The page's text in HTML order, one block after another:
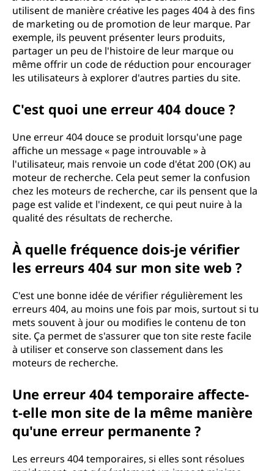
utilisent de manière créative les pages 404 à des fins
de marketing ou de promotion de leur marque. Par
exemple, ils peuvent présenter leurs produits,
partager un peu de l'histoire de leur marque ou
même offrir un code de réduction pour encourager
les utilisateurs à explorer d'autres parties du site.
C'est quoi une erreur 404 douce ?
Une erreur 404 douce se produit lorsqu'une page
affiche un message « page introuvable » à
l'utilisateur, mais renvoie un code d'état 200 (OK) au
moteur de recherche. Cela peut semer la confusion
chez les moteurs de recherche, car ils pensent que la
page est valide et l'indexent, ce qui peut nuire à la
qualité des résultats de recherche.
À quelle fréquence dois-je vérifier
les erreurs 404 sur mon site web ?
C'est une bonne idée de vérifier régulièrement les
erreurs 404, au moins une fois par mois, surtout si tu
mets souvent à jour ou modifies le contenu de ton
site. Ça permet de s'assurer que ton site reste facile
à utiliser et conserve son classement dans les
moteurs de recherche.
Une erreur 404 temporaire affecte-
t-elle mon site de la même manière
qu'une erreur permanente ?
Les erreurs 404 temporaires, si elles sont résolues